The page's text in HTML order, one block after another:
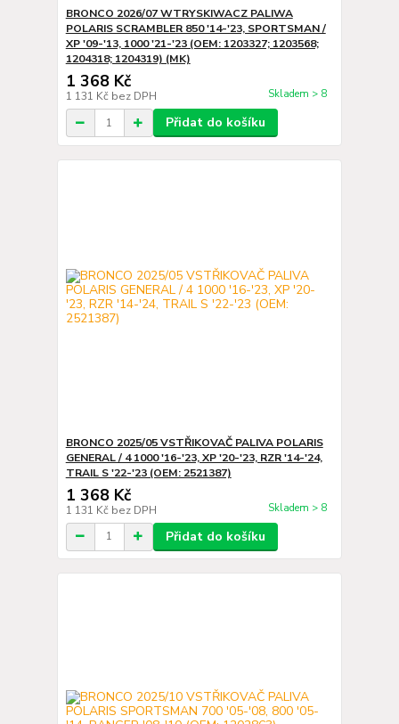
BRONCO 2026/07 WTRYSKIWACZ PALIWA
POLARIS SCRAMBLER 850 '14-'23, SPORTSMAN /
XP '09-'13, 1000 '21-'23 (OEM: 1203327; 1203568;
1204318; 1204319) (MK)
1 368 Kč
1 131 Kč bez DPH Skladem > 8
Přidat do košíku
BRONCO 2025/05 VSTŘIKOVAČ PALIVA POLARIS
GENERAL / 4 1000 '16-'23, XP '20-'23, RZR '14-'24,
TRAIL S '22-'23 (OEM: 2521387)
1 368 Kč
1 131 Kč bez DPH Skladem > 8
Přidat do košíku